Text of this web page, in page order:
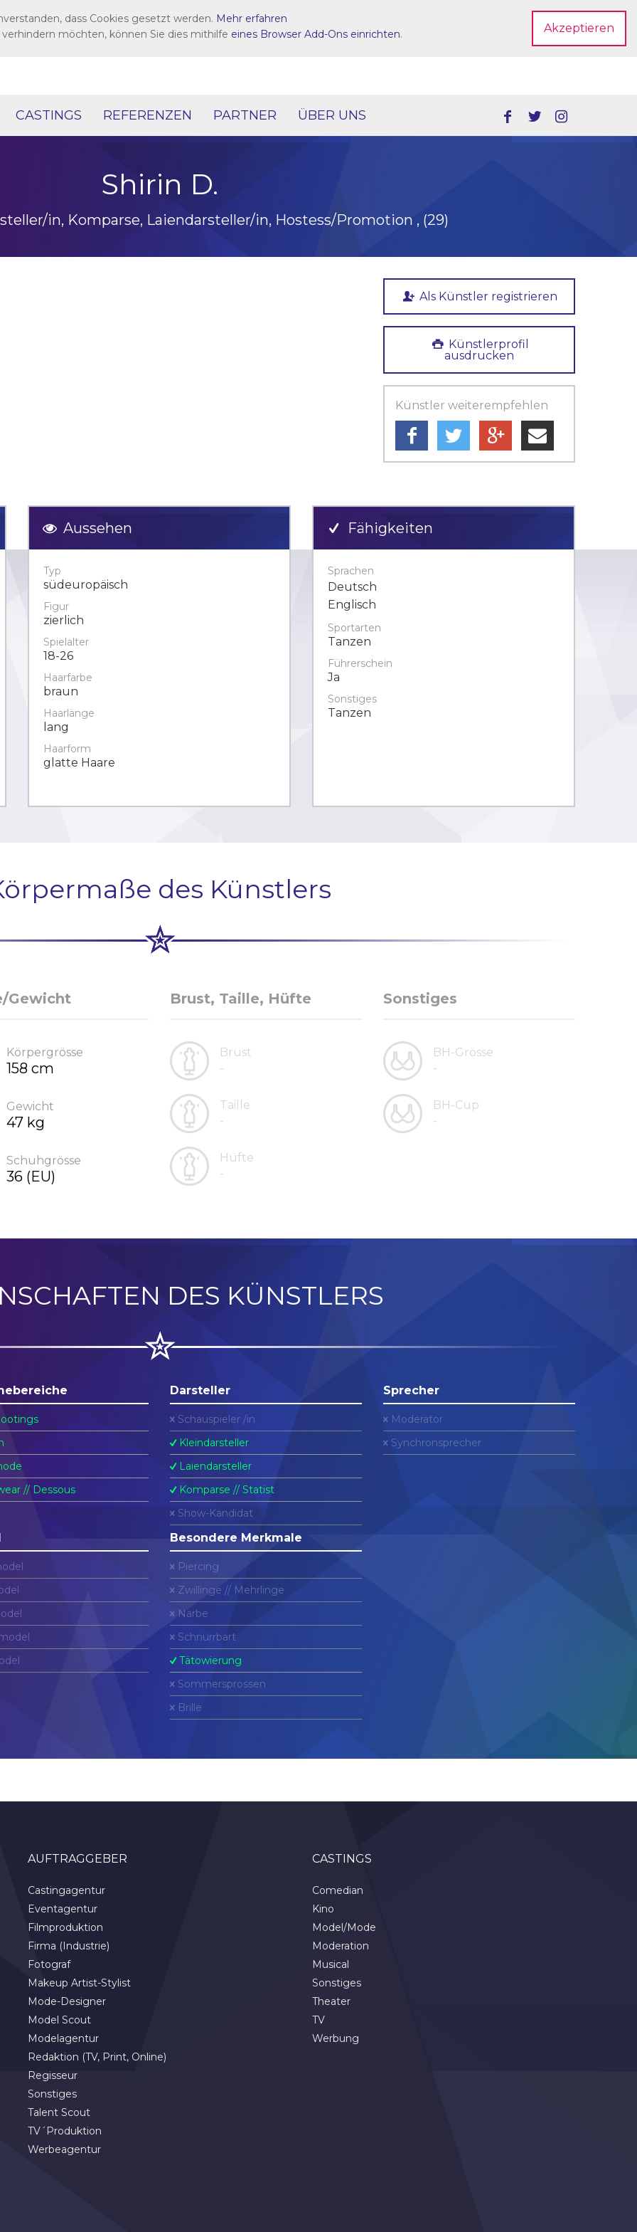
Dein Account
CASTINGS REFERENZEN PARTNER ÜBER UNS
Shirin D.
in, Komparse, Laiendarsteller/in, Hostess/Promotion , (29)
Als Künstler registrieren
Künstlerprofil
ausdrucken
Künstler weiterempfehlen
Aussehen
Typ
südeuropäisch
Figur
zierlich
Spielalter
18-26
Haarfarbe
braun
Haarlänge
lang
Haarform
glatte Haare
Fähigkeiten
Sprachen
Deutsch
Englisch
Sportarten
Tanzen
Führerschein
Ja
Sonstiges
Tanzen
des Künstlers
Gewicht
Körpergrösse
158 cm
Gewicht
47 kg
Schuhgrösse
36 (EU)
Brust, Taille, Hüfte
Brust
-
Taille
-
Hüfte
-
Sonstiges
BH-Grösse
-
BH-Cup
-
DES KÜNSTLERS
// Dessous
Darsteller
Schauspieler /in
Kleindarsteller
Laiendarsteller
Komparse // Statist
Show-Kandidat
Sprecher
Moderator
Synchronsprecher
Besondere Merkmale
Piercing
Zwillinge // Mehrlinge
Narbe
Schnurrbart
Tätowierung
Sommersprossen
Brille
AUFTRAGGEBER
Castingagentur
Eventagentur
Filmproduktion
Firma (Industrie)
Fotograf
Makeup Artist-Stylist
Mode-Designer
Model Scout
Modelagentur
Redaktion (TV, Print, Online)
Regisseur
Sonstiges
Talent Scout
TV´Produktion
Werbeagentur
CASTINGS
Comedian
Kino
Model/Mode
Moderation
Musical
Sonstiges
Theater
TV
Werbung
Akzeptieren
dass Cookies gesetzt werden. Mehr erfahren
möchten, können Sie dies mithilfe eines Browser Add-Ons einrichten.